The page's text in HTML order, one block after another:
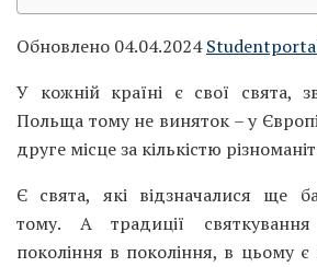
Обновлено 04.04.2024
У кожній країні є свої свята,
Польща тому не виняток – у
друге місце за кількістю
Є свята, які відзначалися ще
тому. А традиції
покоління в покоління, в цьому є